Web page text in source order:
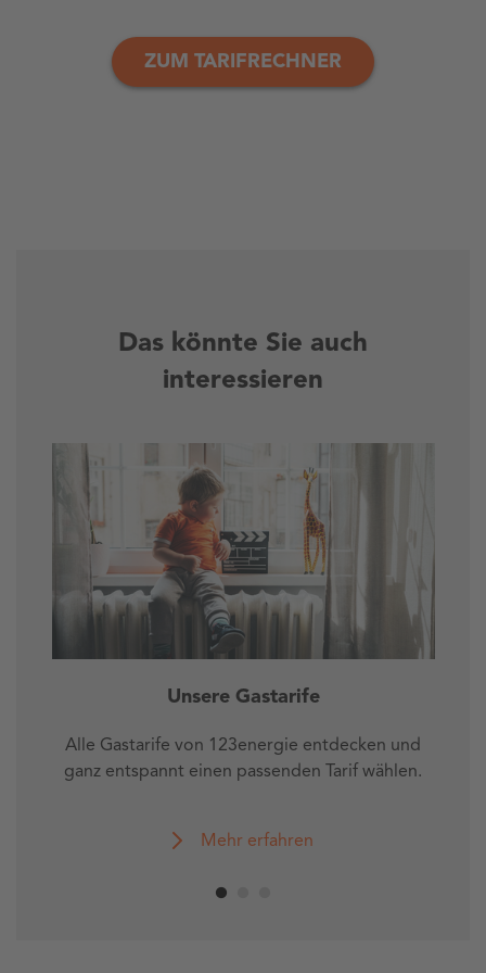
ZUM TARIFRECHNER
Das könnte Sie auch
interessieren
Unsere Gastarife
Alle Gastarife von 123energie entdecken und
ganz entspannt einen passenden Tarif wählen.
Mehr erfahren